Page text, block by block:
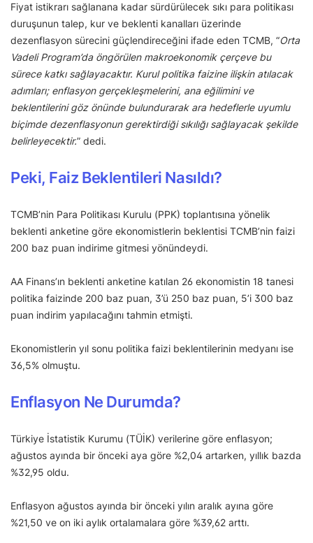
Fiyat istikrarı sağlanana kadar sürdürülecek sıkı para politikası
duruşunun talep, kur ve beklenti kanalları üzerinde
dezenflasyon sürecini güçlendireceğini ifade eden TCMB, “Orta
Vadeli Program’da öngörülen makroekonomik çerçeve bu
sürece katkı sağlayacaktır. Kurul politika faizine ilişkin atılacak
adımları; enflasyon gerçekleşmelerini, ana eğilimini ve
beklentilerini göz önünde bulundurarak ara hedeflerle uyumlu
biçimde dezenflasyonun gerektirdiği sıkılığı sağlayacak şekilde
belirleyecektir.” dedi.
Peki, Faiz Beklentileri Nasıldı?
TCMB’nin Para Politikası Kurulu (PPK) toplantısına yönelik
beklenti anketine göre ekonomistlerin beklentisi TCMB’nin faizi
200 baz puan indirime gitmesi yönündeydi.
AA Finans’ın beklenti anketine katılan 26 ekonomistin 18 tanesi
politika faizinde 200 baz puan, 3’ü 250 baz puan, 5’i 300 baz
puan indirim yapılacağını tahmin etmişti.
Ekonomistlerin yıl sonu politika faizi beklentilerinin medyanı ise
36,5% olmuştu.
Enflasyon Ne Durumda?
Türkiye İstatistik Kurumu (TÜİK) verilerine göre enflasyon;
ağustos ayında bir önceki aya göre %2,04 artarken, yıllık bazda
%32,95 oldu.
Enflasyon ağustos ayında bir önceki yılın aralık ayına göre
%21,50 ve on iki aylık ortalamalara göre %39,62 arttı.